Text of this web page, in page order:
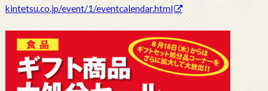
kintetsu.co.jp/event/1/eventcalendar.html